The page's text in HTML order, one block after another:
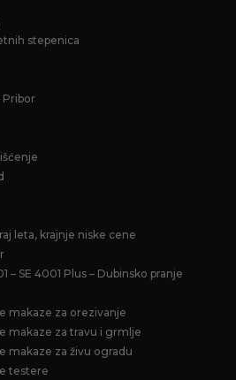
stepenica
Pribor
leta, krajnje niske cene
– SE 4001 Plus – Dubinsko pranje
makaze za orezivanje
makaze za travu i grmlje
makaze za živu ogradu
testere